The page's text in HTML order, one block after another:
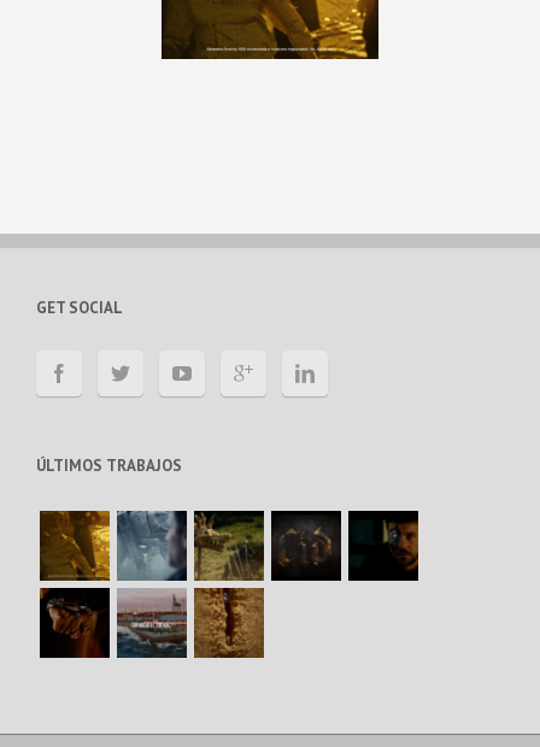
Ministerio del Tiempo
GET SOCIAL
ÚLTIMOS TRABAJOS